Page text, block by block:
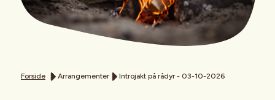
Forside Arrangementer Introjakt på rådyr - 03-10-2026